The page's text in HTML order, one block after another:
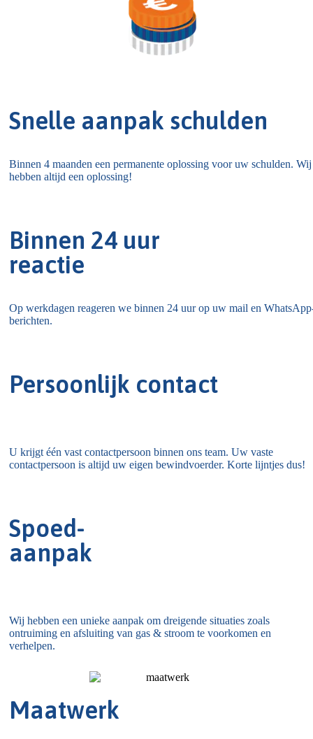
Snelle aanpak schulden
Binnen 4 maanden een permanente oplossing voor uw schulden. Wij
hebben altijd een oplossing!​
Binnen 24 uur
reactie
Op werkdagen reageren we binnen 24 uur op uw mail en
berichten.
Persoonlijk contact
U krijgt één vast contactpersoon binnen ons team. Uw vaste
contactpersoon is altijd uw eigen bewindvoerder. Korte lijntjes dus!
Spoed-
aanpak
Wij hebben een unieke aanpak om dreigende situaties zoals
ontruiming en afsluiting van gas & stroom te voorkomen en
verhelpen.
Maatwerk